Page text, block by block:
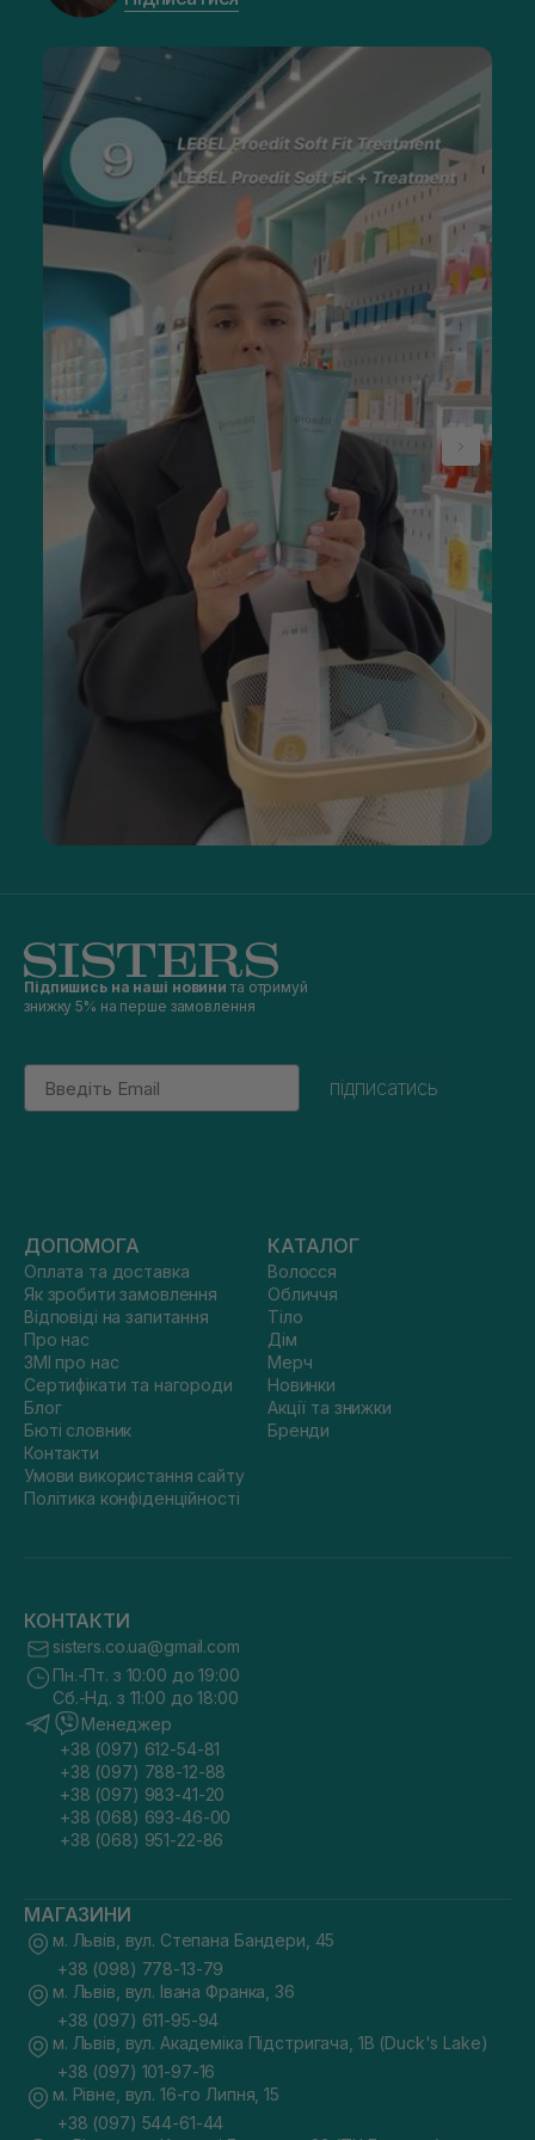
Підпишись на наші новини та отримуй
знижку 5% на перше замовлення
Email
підписатись
ДОПОМОГА
Оплата та доставка
Як зробити замовлення
Відповіді на запитання
Про нас
ЗМІ про нас
Сертифікати та нагороди
Блог
Бюті словник
Контакти
Умови використання сайту
Політика конфіденційності
КАТАЛОГ
Волосся
Обличчя
Тіло
Дім
Мерч
Новинки
Акції та знижки
Бренди
КОНТАКТИ
sisters.co.ua@gmail.com
Пн.-Пт. з 10:00 до 19:00
Сб.-Нд. з 11:00 до 18:00
Менеджер
+38 (097) 612-54-81
+38 (097) 788-12-88
+38 (097) 983-41-20
+38 (068) 693-46-00
+38 (068) 951-22-86
МАГАЗИНИ
м. Львів, вул. Степана Бандери, 45
+38 (098) 778-13-79
м. Львів, вул. Івана Франка, 36
+38 (097) 611-95-94
м. Львів, вул. Академіка Підстригача, 1В (Duck's Lake)
+38 (097) 101-97-16
м. Рівне, вул. 16-го Липня, 15
+38 (097) 544-61-44